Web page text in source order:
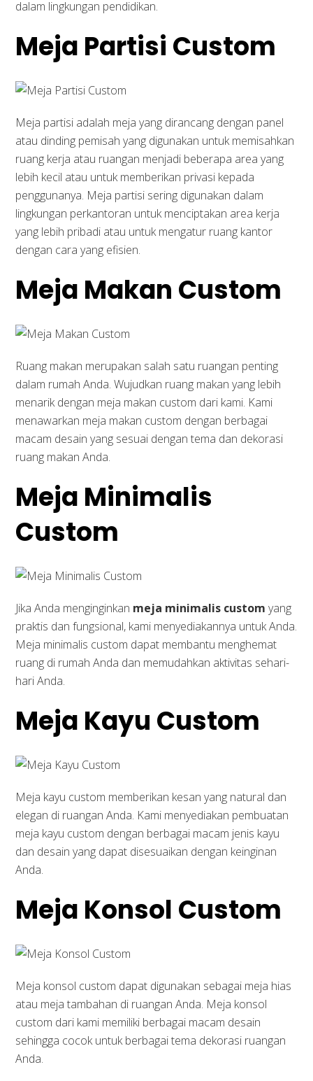
dalam lingkungan pendidikan.
Meja Partisi Custom
Meja partisi adalah meja yang dirancang dengan panel
atau dinding pemisah yang digunakan untuk memisahkan
ruang kerja atau ruangan menjadi beberapa area yang
lebih kecil atau untuk memberikan privasi kepada
penggunanya. Meja partisi sering digunakan dalam
lingkungan perkantoran untuk menciptakan area kerja
yang lebih pribadi atau untuk mengatur ruang kantor
dengan cara yang efisien.
Meja Makan Custom
Ruang makan merupakan salah satu ruangan penting
dalam rumah Anda. Wujudkan ruang makan yang lebih
menarik dengan meja makan custom dari kami. Kami
menawarkan meja makan custom dengan berbagai
macam desain yang sesuai dengan tema dan dekorasi
ruang makan Anda.
Meja Minimalis
Custom
Jika Anda menginginkan meja minimalis custom yang
praktis dan fungsional, kami menyediakannya untuk Anda.
Meja minimalis custom dapat membantu menghemat
ruang di rumah Anda dan memudahkan aktivitas sehari-
hari Anda.
Meja Kayu Custom
Meja kayu custom memberikan kesan yang natural dan
elegan di ruangan Anda. Kami menyediakan pembuatan
meja kayu custom dengan berbagai macam jenis kayu
dan desain yang dapat disesuaikan dengan keinginan
Anda.
Meja Konsol Custom
Meja konsol custom dapat digunakan sebagai meja hias
atau meja tambahan di ruangan Anda. Meja konsol
custom dari kami memiliki berbagai macam desain
sehingga cocok untuk berbagai tema dekorasi ruangan
Anda.